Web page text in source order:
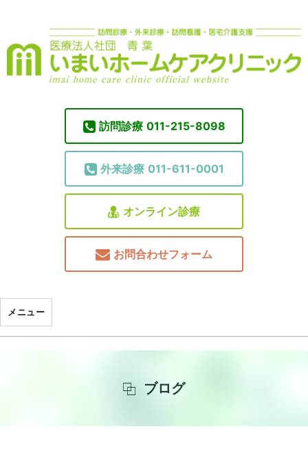
訪問診療 011-215-8098
外来診療 011-611-0001
オンライン診療
お問合わせフォーム
メニュー
ブログ